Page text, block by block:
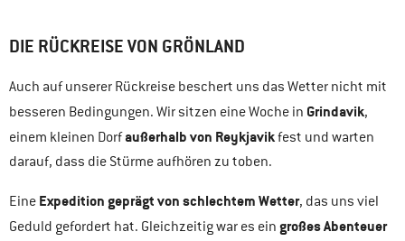
DIE RÜCKREISE VON GRÖNLAND
Auch auf unserer Rückreise beschert uns das Wetter nicht mit
besseren Bedingungen. Wir sitzen eine Woche in Grindavik,
einem kleinen Dorfaußerhalb von Reykjavikfest und warten
darauf, dass die Stürme aufhören zu toben.
Eine Expedition geprägt von schlechtem Wetter, das uns viel
Geduld gefordert hat. Gleichzeitig war es ein großes Abenteuer